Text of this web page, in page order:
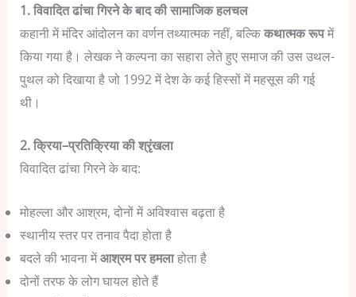
1. विवादित ढांचा गिरने के बाद की सामाजिक हलचल
कहानी में मंदिर आंदोलन का वर्णन तथ्यात्मक नहीं, बल्किकथात्मक रूपमें
किया गया है। लेखक ने कल्पना का सहारा लेते हुए समाज की उस उथल-
पुथल को दिखाया है जो 1992 में देश के कई हिस्सों में महसूस की गई
थी।
2. क्रिया–प्रतिक्रिया की श्रृंखला
विवादित ढांचा गिरने के बाद:
मोहल्ला और आश्रम, दोनों में अविश्वास बढ़ता है
स्थानीय स्तर पर तनाव पैदा होता है
बदले की भावना मेंआश्रम पर हमलाहोता है
दोनों तरफ के लोग घायल होते हैं